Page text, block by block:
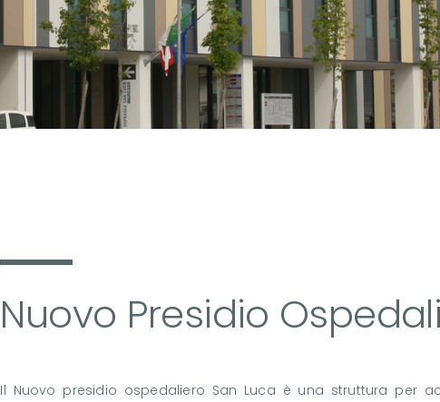
Nuovo Presidio
Il Nuovo presidio ospedaliero San Luca è una struttura per